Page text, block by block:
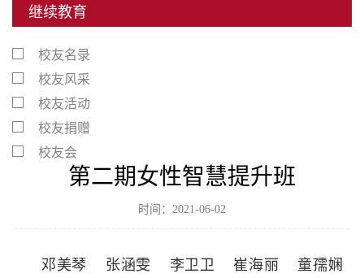
继续教育
校友名录
校友风采
校友活动
校友捐赠
校友会
第二期女性智慧提升班
时间：2021-06-02
邓美琴 张涵雯 李卫卫 崔海丽 童孺娴